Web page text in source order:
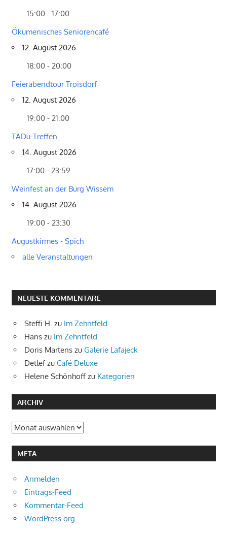
15:00 - 17:00
Ökumenisches Seniorencafé
12. August 2026
18:00 - 20:00
Feierabendtour Troisdorf
12. August 2026
19:00 - 21:00
TADü-Treffen
14. August 2026
17:00 - 23:59
Weinfest an der Burg Wissem
14. August 2026
19:00 - 23:30
Augustkirmes - Spich
alle Veranstaltungen
NEUESTE KOMMENTARE
Steffi H. zu Im Zehntfeld
Hans zu Im Zehntfeld
Doris Martens zu Galerie Lafajeck
Detlefzu Café Deluxe
Helene Schönhoff zu Kategorien
ARCHIV
Archiv
META
Anmelden
Eintrags-Feed
Kommentar-Feed
WordPress.org